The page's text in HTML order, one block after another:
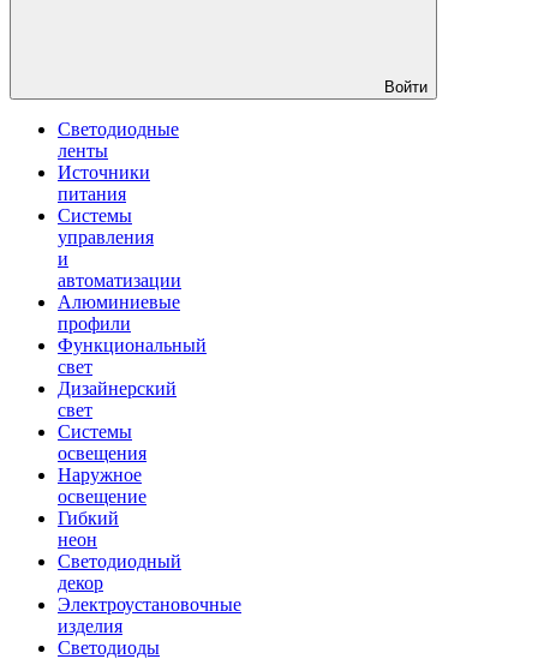
Войти
Светодиодные
ленты
Источники
питания
Системы
управления
и
автоматизации
Алюминиевые
профили
Функциональный
свет
Дизайнерский
свет
Системы
освещения
Наружное
освещение
Гибкий
неон
Светодиодный
декор
Электроустановочные
изделия
Светодиоды